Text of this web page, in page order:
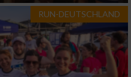
RUN-DEUTSCHLAND